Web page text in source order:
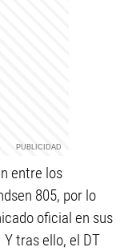
entre los
805, por lo
oficial en sus
tras ello, el DT